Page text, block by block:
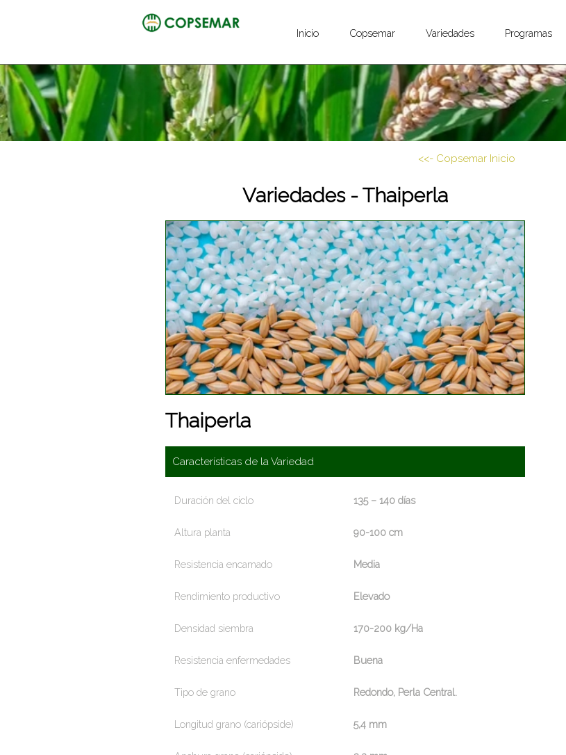
Inicio Copsemar Variedades Programas
<<- Copsemar Inicio
Variedades - Thaiperla
Thaiperla
Características de la Variedad
Duración del ciclo 135 – 140 días
Altura planta 90-100 cm
Resistencia encamado Media
Rendimiento productivo Elevado
Densidad siembra 170-200 kg/Ha
Resistencia enfermedades Buena
Tipo de grano Redondo, Perla Central.
Longitud grano (cariópside) 5,4 mm